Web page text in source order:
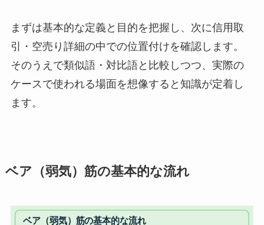
まずは基本的な定義と目的を把握し、次に信用取
引・空売り詳細の中での位置付けを確認します。
そのうえで類似語・対比語と比較しつつ、実際の
ケースで使われる場面を想像すると知識が定着し
ます。
ベア（弱気）筋の基本的な流れ